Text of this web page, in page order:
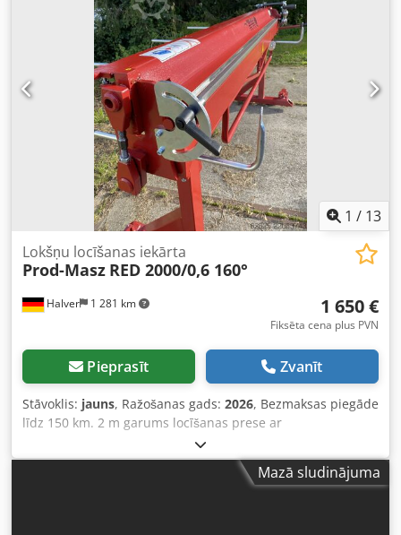
iegādāties. Uz vietas tiek nodrošināta profesionāla
apmācība ar iekārtu. Abkantbank ZGR3000/0,8: - Darba
platums: 3140 mm - Metālapstrādes biezums līdz 0,8 mm -
Liekšanas leņķis līdz 145° - Gāzes amortizatori - Grādu
skala - Pietura iepriekš iestatītiem liekšanas leņķiem -
Priekšējais dziļuma atdurs - Metāla lokšņu plaukts - Svars
ap 450 kg Dkjdpfozbmzcex Abvjr Citi izmēri (1000, 1440,
2140, 2640, 3140, 3640, 4140 mm) pēc pieprasījuma.
Piederumi – rullīšu šķēres (līdz 0,8 mm): 350 EUR Visas
cenas norādītas bez 19% PVN. CE sertifikāts Garantija: 12
mēneši Iespējama pašizvešana. Piegāde Vācijas teritorijā –
1 / 13
Halver 1 281 km
Lokšņu locīšanas iekārta
Prod-Masz RED 2000/0,6 160°
1 650 €
Fiksēta cena plus PVN
Pieprasīt Zvanīt
Stāvoklis: jauns, Ražošanas gads: 2026, Bezmaksas piegāde
līdz 150 km. 2 m garums locīšanas prese ar
transportēšanas riteņiem „RED 160 grādi” no Prod-Masz uz
vietas – iespējams izmēģināt un nekavējoties paņemt līdzi.
Uz vietas tiek nodrošināta profesionāla tehniskā apmācība.
Mazā sludinājuma